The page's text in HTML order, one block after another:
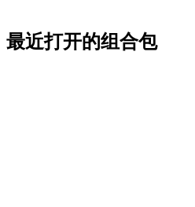
最近打开的组合包